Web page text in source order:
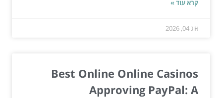
קרא עוד »
אוג 04, 2026
Best Online Online Casinos
Approving PayPal: A